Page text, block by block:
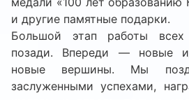
и другие памятные подарки.
Большой этап работы всех
позади. Впереди — новые
новые вершины. Мы
заслуженными успехами,